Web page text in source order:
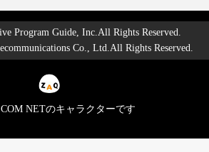
Program Guide, Inc.All Rights Reserved.
Co., Ltd.All Rights Reserved.
NETのキャラクターです